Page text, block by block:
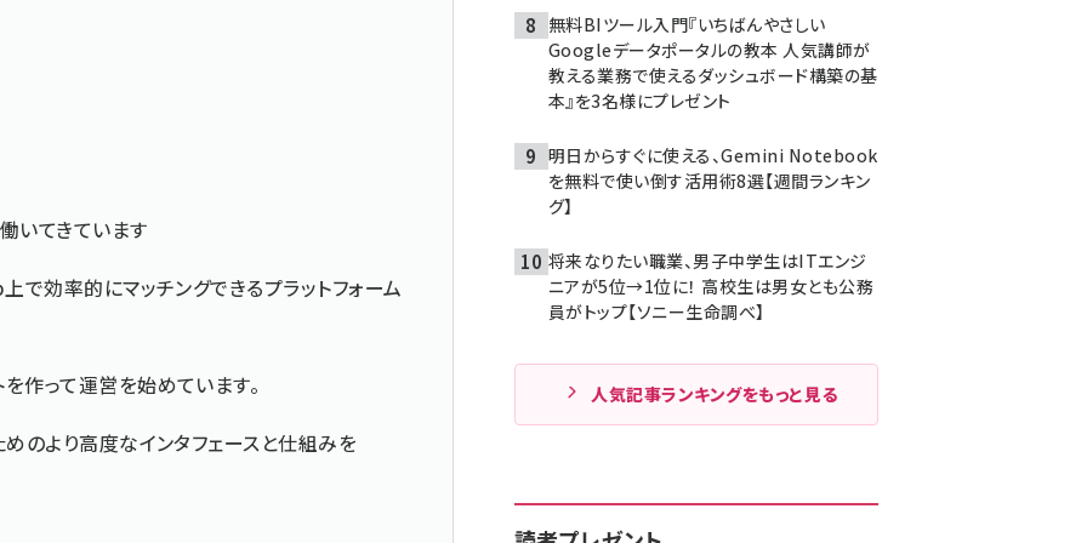
いてきています
で効率的にマッチングできるプラットフォーム
って運営を始めています。
より高度なインタフェースと仕組みを
無料BIツール入門『いちばんやさしい
Googleデータポータルの教本 人気講師が
教える業務で使えるダッシュボード構築の基
本』を3名様にプレゼント
明日からすぐに使える、Gemini Notebook
を無料で使い倒す活用術8選【週間ランキン
グ】
将来なりたい職業、男子中学生はITエンジ
ニアが5位→1位に！ 高校生は男女とも公務
員がトップ【ソニー生命調べ】
人気記事ランキングをもっと見る